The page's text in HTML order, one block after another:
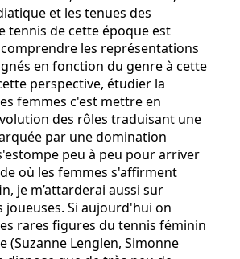
et les tenues des
tennis de cette époque est
les représentations
en fonction du genre à cette
perspective, étudier la
femmes c'est mettre en
des rôles traduisant une
par une domination
peu à peu pour arriver
où les femmes s'affirment
je m’attarderai aussi sur
joueuses. Si aujourd'hui on
rares figures du tennis féminin
(Suzanne Lenglen, Simonne